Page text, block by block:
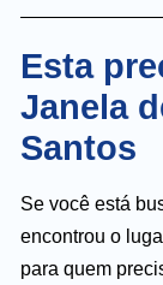
Esta
Janela
Santos
Se você está
encontrou o
para quem